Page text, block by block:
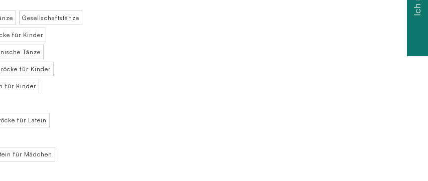
Gesellschaftstänze
für Kinder
Tänze
für Kinder
für Kinder
für Latein
für Mädchen